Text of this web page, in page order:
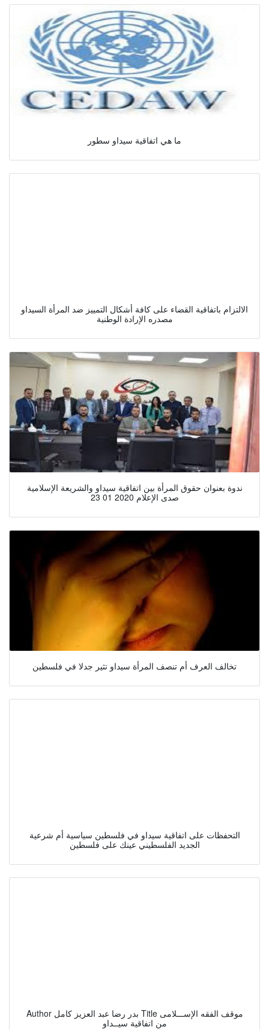
ما هي اتفاقية سيداو سطور
الالتزام باتفاقية القضاء على كافة أشكال التمييز ضد المرأة السيداو
مصدره الإرادة الوطنية
ندوة بعنوان حقوق المرأة بين اتفاقية سيداو والشريعة الإسلامية
صدى الإعلام 2020 01 23
تخالف العرف أم تنصف المرأة سيداو تثير جدلا في فلسطين
التحفظات على اتفاقية سيداو في فلسطين سياسية أم شرعية
الجديد الفلسطيني عينك على فلسطين
Author بدر رضا عبد العزيز كامل Title موقف الفقه الإســـلامى
من اتفاقية سيــداو